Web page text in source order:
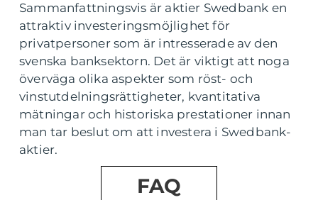
Sammanfattningsvis är aktier Swedbank en
attraktiv investeringsmöjlighet för
privatpersoner som är intresserade av den
svenska banksektorn. Det är viktigt att noga
överväga olika aspekter som röst- och
vinstutdelningsrättigheter, kvantitativa
mätningar och historiska prestationer innan
man tar beslut om att investera i Swedbank-
aktier.
FAQ